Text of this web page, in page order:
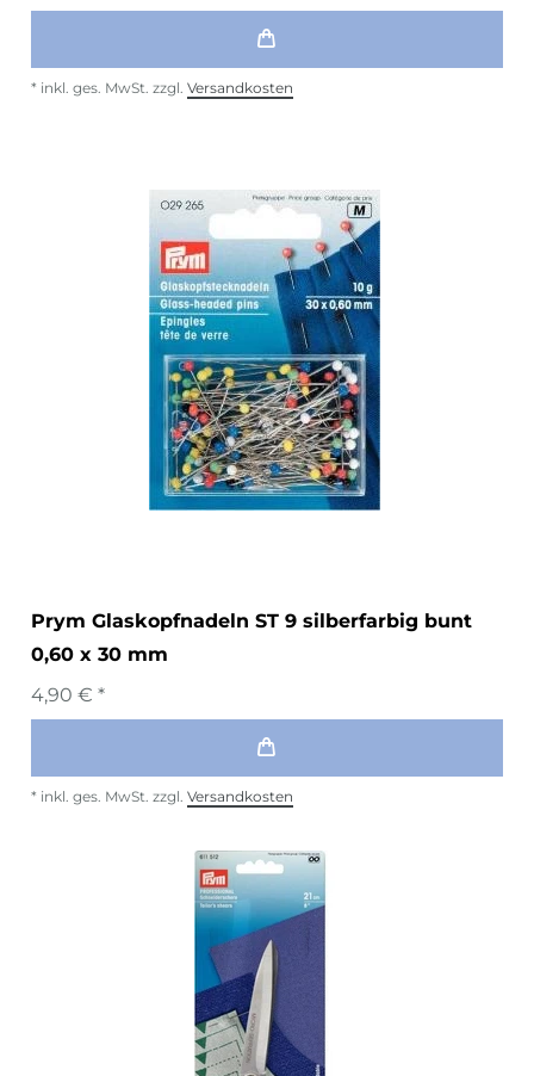
* inkl. ges. MwSt. zzgl. Versandkosten
Prym Glaskopfnadeln ST 9 silberfarbig bunt
0,60 x 30 mm
4,90 € *
* inkl. ges. MwSt. zzgl. Versandkosten